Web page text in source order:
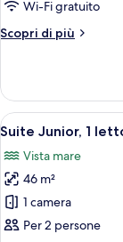
fronte
Club)
Wi-Fi gratuito
Scopri di più
Altri
Junior,
letti
fronte
oceano
(Xhale
Club)
Apri
tutte
le
foto
per
Suite
8
Suite Junior, 1
Vista mare
46 m²
1 camera
Per 2 persone